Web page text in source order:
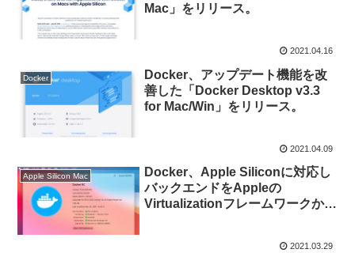
Mac」をリリース。
2021.04.16
Docker
Docker、アップデート機能を改
善した「Docker Desktop v3.3
for Mac/Win」をリリース。
2021.04.09
Apple Silicon Mac
Docker、Apple Siliconに対応し
バックエンドをAppleの
Virtualizationフレームワークから
2021.03.29